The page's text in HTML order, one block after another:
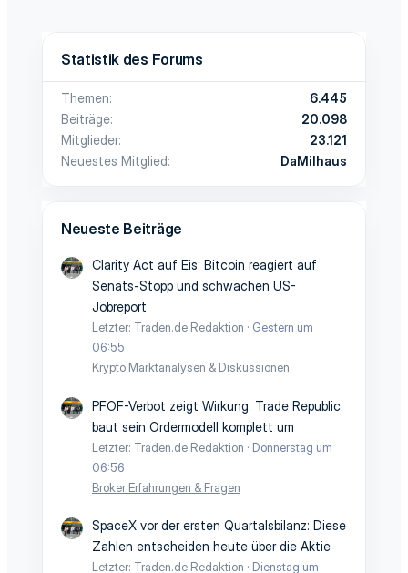
Statistik des Forums
Themen
6.445
Beiträge
20.098
Mitglieder
23.121
Neuestes Mitglied
DaMilhaus
Neueste Beiträge
Clarity Act auf Eis: Bitcoin reagiert auf
Senats-Stopp und schwachen US-
Jobreport
Letzter: Traden.de Redaktion
Gestern um
06:55
Krypto Marktanalysen & Diskussionen
PFOF-Verbot zeigt Wirkung: Trade Republic
baut sein Ordermodell komplett um
Letzter: Traden.de Redaktion
Donnerstag um
06:56
Broker Erfahrungen & Fragen
SpaceX vor der ersten Quartalsbilanz: Diese
Zahlen entscheiden heute über die Aktie
Letzter: Traden.de Redaktion
Dienstag um